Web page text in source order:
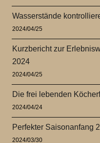
Wasserstände
2024/04/25
Kurzbericht zur
2024
2024/04/25
Die frei lebenden
2024/04/24
Perfekter Saisonanfang
2024/03/30